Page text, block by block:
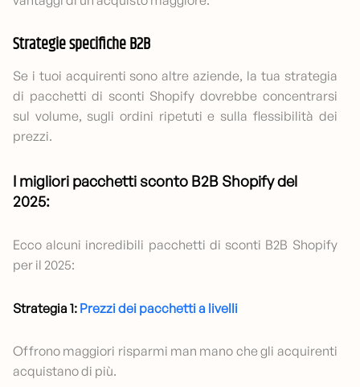
Strategie specifiche B2B
Se i tuoi acquirenti sono altre aziende, la tua strategia
di pacchetti di sconti Shopify dovrebbe concentrarsi
sul volume, sugli ordini ripetuti e sulla flessibilità dei
prezzi.
I migliori pacchetti sconto B2B Shopify del
2025:
Ecco alcuni incredibili pacchetti di sconti B2B Shopify
per il 2025:
Strategia 1: Prezzi dei pacchetti a livelli
Offrono maggiori risparmi man mano che gli acquirenti
acquistano di più.